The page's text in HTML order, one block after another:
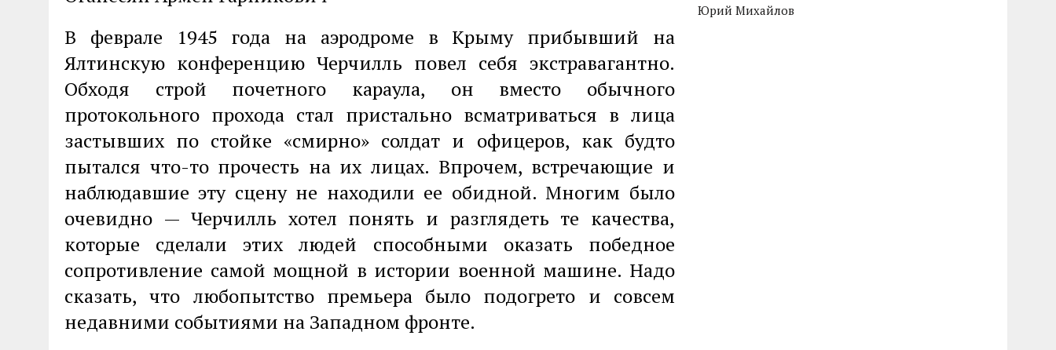
В феврале 1945 года на аэродроме в Крыму прибывший на
Ялтинскую конференцию Черчилль повел себя экстравагантно.
Обходя строй почетного караула, он вместо обычного
протокольного прохода стал пристально всматриваться в лица
застывших по стойке «смирно» солдат и офицеров, как будто
пытался что-то прочесть на их лицах. Впрочем, встречающие и
наблюдавшие эту сцену не находили ее обидной. Многим было
очевидно — Черчилль хотел понять и разглядеть те качества,
которые сделали этих людей способными оказать победное
сопротивление самой мощной в истории военной машине. Надо
сказать, что любопытство премьера было подогрето и совсем
недавними событиями на Западном фронте.
Юрий Михайлов